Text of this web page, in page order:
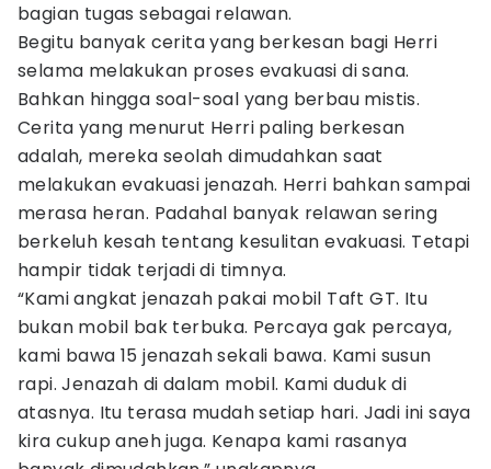
bagian tugas sebagai relawan.
Begitu banyak cerita yang berkesan bagi Herri
selama melakukan proses evakuasi di sana.
Bahkan hingga soal-soal yang berbau mistis.
Cerita yang menurut Herri paling berkesan
adalah, mereka seolah dimudahkan saat
melakukan evakuasi jenazah. Herri bahkan sampai
merasa heran. Padahal banyak relawan sering
berkeluh kesah tentang kesulitan evakuasi. Tetapi
hampir tidak terjadi di timnya.
“Kami angkat jenazah pakai mobil Taft GT. Itu
bukan mobil bak terbuka. Percaya gak percaya,
kami bawa 15 jenazah sekali bawa. Kami susun
rapi. Jenazah di dalam mobil. Kami duduk di
atasnya. Itu terasa mudah setiap hari. Jadi ini saya
kira cukup aneh juga. Kenapa kami rasanya